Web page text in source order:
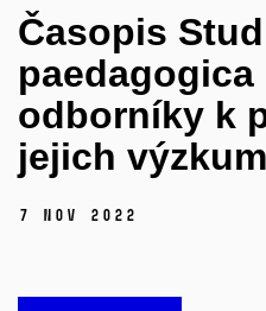
Časopis
paedagogica
odborníky k
jejich
7 Nov 2022